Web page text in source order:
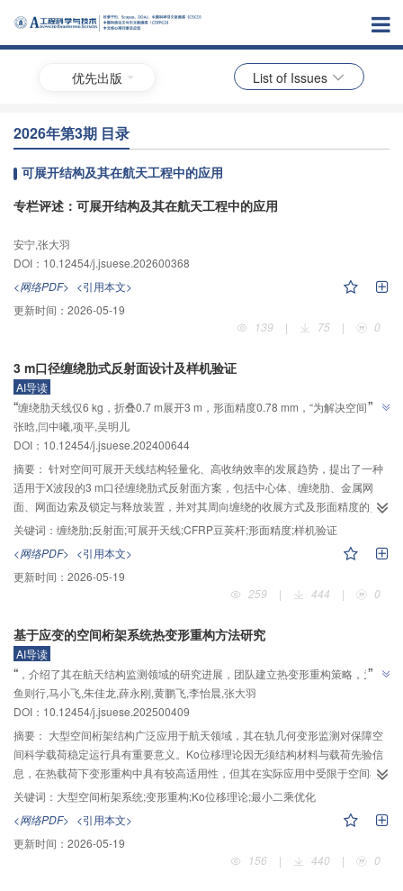
优先出版 List of Issues
2026年第3期 目录
可展开结构及其在航天工程中的应用
专栏评述：可展开结构及其在航天工程中的应用
安宁,张大羽
DOI： 10.12454/j.jsuese.202600368
<网络PDF> <引用本文>
更新时间： 2026-05-19
139
| 75 | 0
3 m口径缠绕肋式反射面设计及样机验证
AI导读
“缠绕肋天线仅6 kg，折叠0.7 m展开3 m，形面精度0.78 mm，“为解决空间大型
天线轻量化与高收纳难题提供解决方案”。
”
张晗,闫中曦,项平,吴明儿
DOI： 10.12454/j.jsuese.202400644
摘要： 针对空间可展开天线结构轻量化、高收纳效率的发展趋势，提出了一种
适用于X波段的3 m口径缠绕肋式反射面方案，包括中心体、缠绕肋、金属网
面、网面边索及锁定与释放装置，并对其周向缠绕的收展方式及形面精度的实
现和保持进行了分析和样机验证。具体包括：1）缠绕肋采用轻质高强高刚度的
［45°/-45°/-45°/45°］铺层的截面设计；2）提出了带缠绕引导件的缠绕收拢方
式，并对缠绕应力进行了分析以保证缠绕肋的缠绕性能；3）根据X波段对形面
精度的要求，通过理论估算，确定反射面焦径比为0.55，缠绕肋数量为36根；
形分析得到成形后的反射面形状，形面精度为1.51 mm；5）以反射面形面精度
最优为目标，通过找形分析及遗传算法对缠绕肋形状进行优化并得到最优曲线
方程，优化后反射面形面精度为0.78 mm；6）设计并制作了1台反射面原理样
机，进行了收展试验、基频测试及形面精度测试，反射面原理样机重约6 kg，
可缠绕收拢于直径为0.70 m、高为0.15 m的空间内，解锁后通过缠绕肋释放弹
性能展开并张紧网面，展开状态基频为1.69 Hz，与数值分析结果吻合良好。长
期收拢与重复收展的多次形面精度测试结果表明，反射面原理样机重复精度良
好且形面精度均方根误差（RMSE）值均小于1 mm，基本达到形面精度设计目
标。
关键词： 缠绕肋;反射面;可展开天线;CFRP豆荚杆;形面精度;样机验证
<网络PDF> <引用本文>
更新时间： 2026-05-19
259
| 444 | 0
基于应变的空间桁架系统热变形重构方法研究
AI导读
“ ，介绍了其在航天结构监测领域的研究进展，团队建立热变形重构策略，为在
轨桁架精准测形提供解决方案。”
”
鱼则行,马小飞,朱佳龙,薛永刚,黄鹏飞,李怡晨,张大羽
DOI： 10.12454/j.jsuese.202500409
摘要： 大型空间桁架结构广泛应用于航天领域，其在轨几何变形监测对保障空
间科学载荷稳定运行具有重要意义。Ko位移理论因无须结构材料与载荷先验信
息，在热载荷下变形重构中具有较高适用性，但其在实际应用中受限于空间桁
架复杂装配形式和铰链影响。针对上述问题，本文以Ko位移理论为核心算法，
结合最小二乘优化，建立了一种适用于空间桁架系统的热变形重构策略：通过
在可行域内遍历变形挠曲线转角初值，以主桁架位移为参考，实现两点夹持边
界条件下平板结构的变形重构；通过引入融合测量手段，解决铰链造成挠曲线
难以解算的问题；以典型空间桁架系统为研究对象，验证了本文方法的有效
关键词： 大型空间桁架系统;变形重构;Ko位移理论;最小二乘优化
<网络PDF> <引用本文>
更新时间： 2026-05-19
156
| 440 | 0